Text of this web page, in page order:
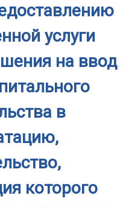
услуги
на ввод
в
которого